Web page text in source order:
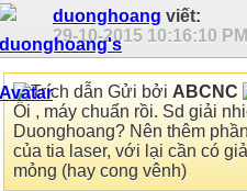
duonghoang viết:
29-10-2015 10:16:10 PM
Gửi bởi ABCNC
Ôi , máy chuẩn rồi. Sd giải
Duonghoang? Nên thêm
của tia laser, với lại cần có
mỏng (hay cong vênh)